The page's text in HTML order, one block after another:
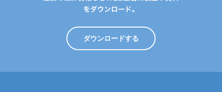
をダウンロード。
ダウンロードする